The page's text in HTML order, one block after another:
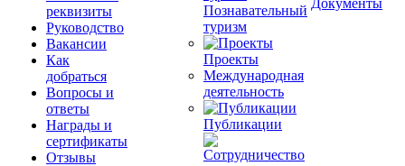
реквизиты
Руководство
Вакансии
Как
добраться
Вопросы и
ответы
Награды и
сертификаты
Отзывы
Познавательный
туризм
Проекты
Международная
деятельность
Публикации
Документы